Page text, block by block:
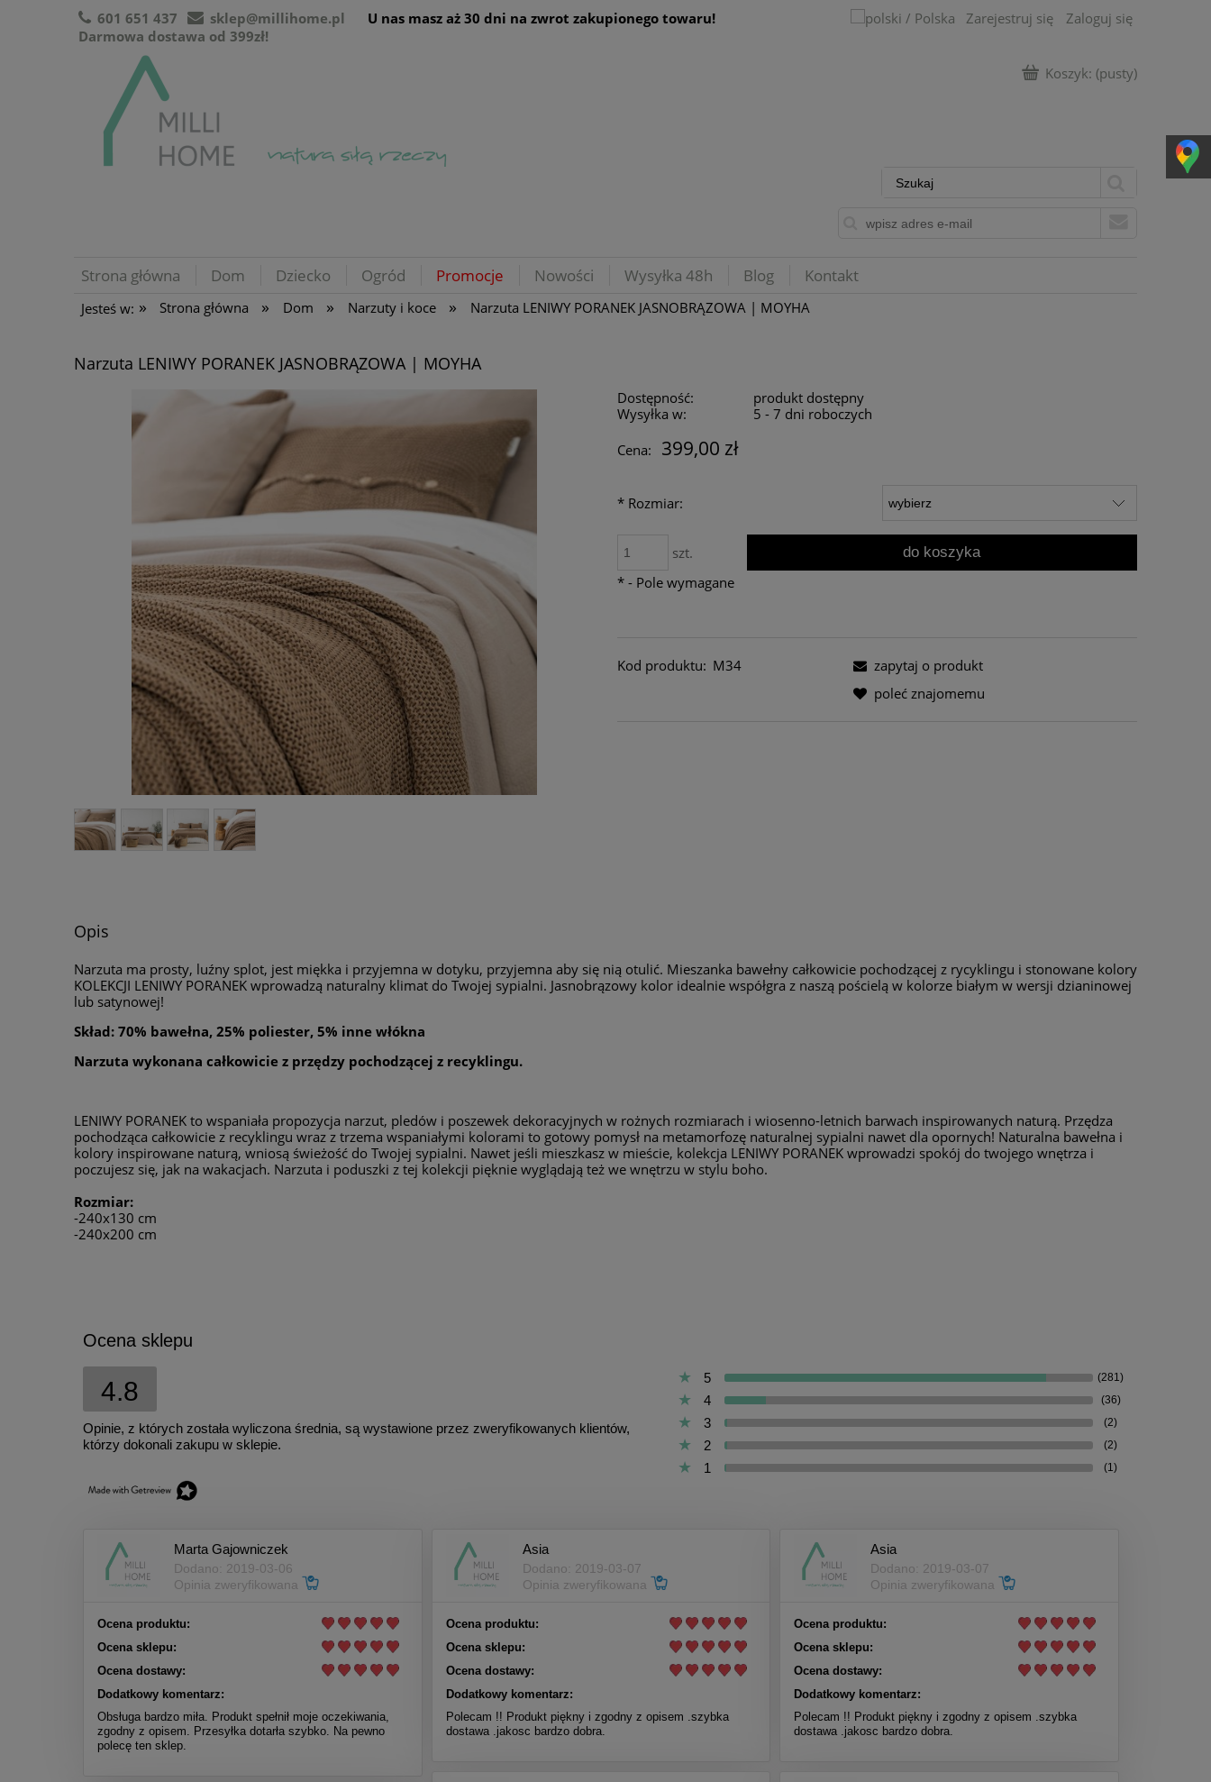
601 651 437
sklep@millihome.pl
Darmowa dostawa od 399zł!
U nas masz aż 30 dni na zwrot zakupionego towaru! Zarejestruj się Zaloguj się
Koszyk: (pusty)
Strona główna Dom Dziecko Ogród Promocje Nowości Wysyłka 48h Blog Kontakt
Jesteś w: » Strona główna » Dom » Narzuty i koce » Narzuta LENIWY PORANEK JASNOBRĄZOWA | MOYHA
Narzuta LENIWY PORANEK JASNOBRĄZOWA | MOYHA
Dostępność:
produkt dostępny
Wysyłka w:
5 - 7 dni roboczych
Cena:
399,00 zł
*Rozmiar:
szt.
do koszyka
*- Pole wymagane
Kod produktu: M34
zapytaj o produkt
poleć znajomemu
Opis
Narzuta ma prosty, luźny splot, jest miękka i przyjemna w dotyku, przyjemna aby się nią otulić. Mieszanka bawełny całkowicie pochodzącej z rycyklingu i stonowane kolory
KOLEKCJI LENIWY PORANEK wprowadzą naturalny klimat do Twojej sypialni. Jasnobrązowy kolor idealnie współgra z naszą pościelą w kolorze białym w wersji dzianinowej
lub satynowej!
Skład: 70% bawełna, 25% poliester, 5% inne włókna
Narzuta wykonana całkowicie z przędzy pochodzącej z recyklingu.
LENIWY PORANEK to wspaniała propozycja narzut, pledów i poszewek dekoracyjnych w rożnych rozmiarach i wiosenno-letnich barwach inspirowanych naturą. Przędza
pochodząca całkowicie z recyklingu wraz z trzema wspaniałymi kolorami to gotowy pomysł na metamorfozę naturalnej sypialni nawet dla opornych! Naturalna bawełna i
kolory inspirowane naturą, wniosą świeżość do Twojej sypialni. Nawet jeśli mieszkasz w mieście, kolekcja LENIWY PORANEK wprowadzi spokój do twojego wnętrza i
poczujesz się, jak na wakacjach. Narzuta i poduszki z tej kolekcji pięknie wyglądają też we wnętrzu w stylu boho.
Rozmiar:
-240x130 cm
-240x200 cm
Ocena sklepu
4.8
Opinie, z których została wyliczona średnia, są wystawione przez zweryfikowanych klientów,
którzy dokonali zakupu w sklepie.
5 (281)
4 (36)
3 (2)
2 (2)
1 (1)
Marta Gajowniczek
Dodano: 2019-03-06
Opinia zweryfikowana
Ocena produktu:
Ocena sklepu:
Ocena dostawy:
Dodatkowy komentarz:
Obsługa bardzo miła. Produkt spełnił moje oczekiwania,
zgodny z opisem. Przesyłka dotarła szybko. Na pewno
polecę ten sklep.
Asia
Dodano: 2019-03-07
Opinia zweryfikowana
Ocena produktu:
Ocena sklepu:
Ocena dostawy:
Dodatkowy komentarz:
Polecam !! Produkt piękny i zgodny z opisem .szybka
dostawa .jakosc bardzo dobra.
Asia
Dodano: 2019-03-07
Opinia zweryfikowana
Ocena produktu:
Ocena sklepu:
Ocena dostawy:
Dodatkowy komentarz:
Polecam !! Produkt piękny i zgodny z opisem .szybka
dostawa .jakosc bardzo dobra.